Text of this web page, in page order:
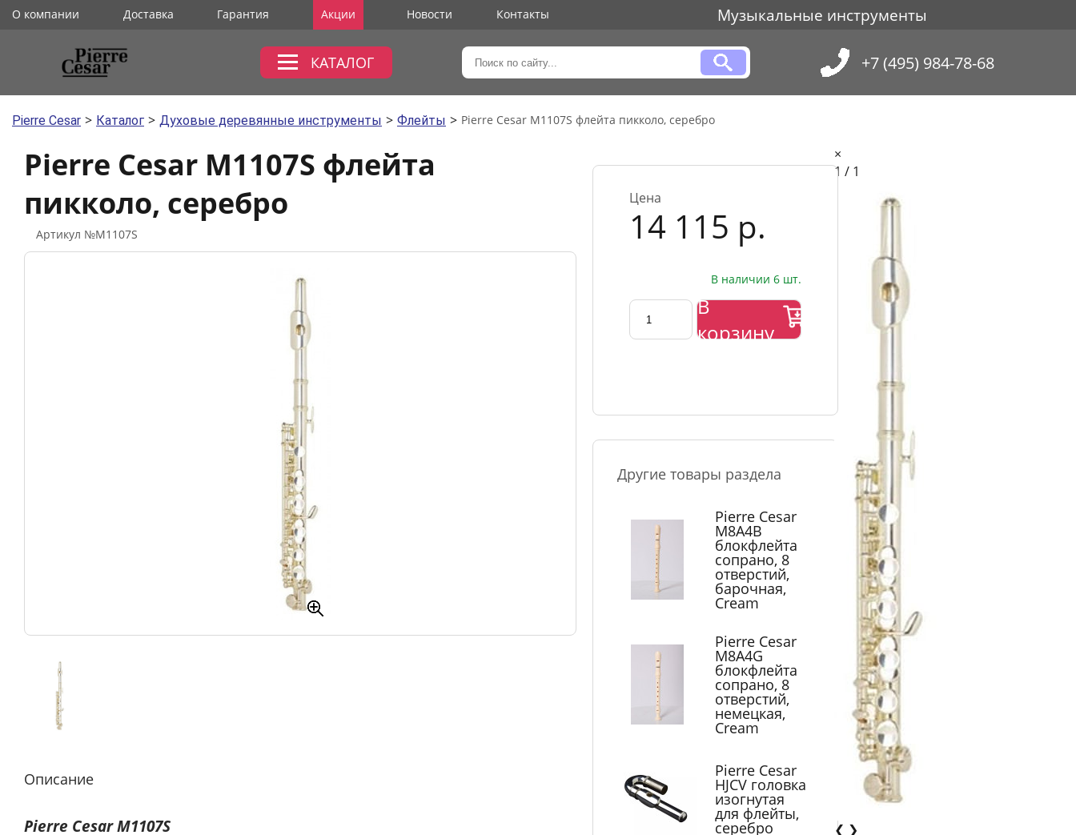
О компании Доставка Гарантия Акции Новости Контакты Музыкальные инструменты
КАТАЛОГ +7 (495) 984-78-68
Pierre Cesar > Каталог > Духовые деревянные инструменты > Флейты > Pierre Cesar M1107S флейта пикколо, серебро
Pierre Cesar M1107S флейта
пикколо, серебро
Артикул №M1107S
Описание
Pierre Cesar M1107S
Цена
14 115 р.
В наличии 6 шт.
В
корзину
Другие товары раздела
Pierre Cesar
M8A4B
блокфлейта
сопрано, 8
отверстий,
барочная,
Cream
Pierre Cesar
M8A4G
блокфлейта
сопрано, 8
отверстий,
немецкая,
Cream
Pierre Cesar
HJCV головка
изогнутая
для флейты,
серебро
×
1 / 1
❮ ❯